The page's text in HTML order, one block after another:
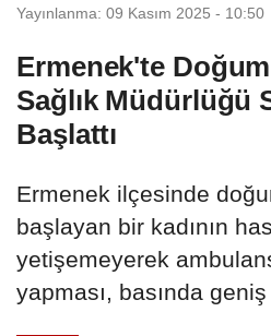
Yayınlanma: 09 Kasım 2025 - 10:50
Ermenek'te
Sağlık Müdürlüğü
Başlattı
Ermenek ilçesinde
başlayan bir kadının
yetişemeyerek
yapması, basında geniş